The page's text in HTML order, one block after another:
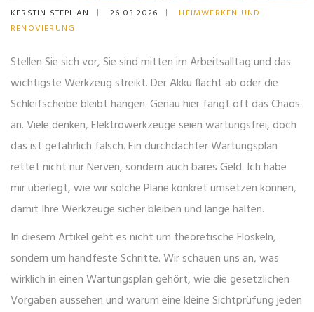
KERSTIN STEPHAN 26 03 2026
HEIMWERKEN UND
RENOVIERUNG
Stellen Sie sich vor, Sie sind mitten im Arbeitsalltag und das
wichtigste Werkzeug streikt. Der Akku flacht ab oder die
Schleifscheibe bleibt hängen. Genau hier fängt oft das Chaos
an. Viele denken, Elektrowerkzeuge seien wartungsfrei, doch
das ist gefährlich falsch. Ein durchdachter Wartungsplan
rettet nicht nur Nerven, sondern auch bares Geld. Ich habe
mir überlegt, wie wir solche Pläne konkret umsetzen können,
damit Ihre Werkzeuge sicher bleiben und lange halten.
In diesem Artikel geht es nicht um theoretische Floskeln,
sondern um handfeste Schritte. Wir schauen uns an, was
wirklich in einen Wartungsplan gehört, wie die gesetzlichen
Vorgaben aussehen und warum eine kleine Sichtprüfung jeden